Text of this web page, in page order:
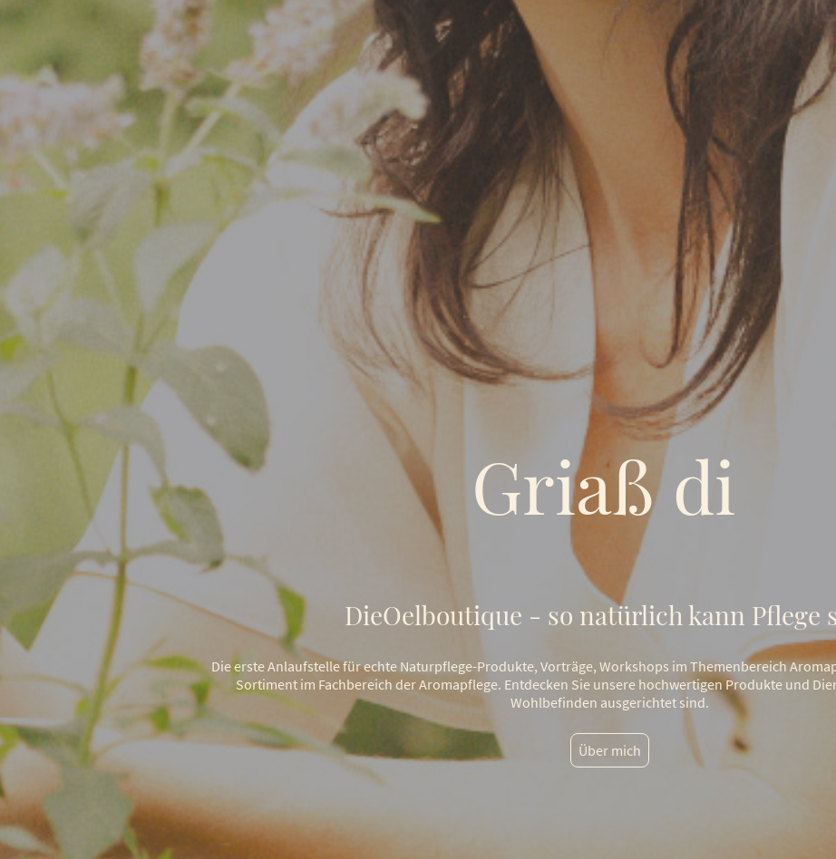
Griaß di
DieOelboutique - so natürlich kann Pflege
Die erste Anlaufstelle für echte Naturpflege-Produkte, Vorträge, Workshops im Themenbereich
Sortiment im Fachbereich der Aromapflege. Entdecken Sie unsere hochwertigen Produkte und
Wohlbefinden ausgerichtet sind.
Über mich